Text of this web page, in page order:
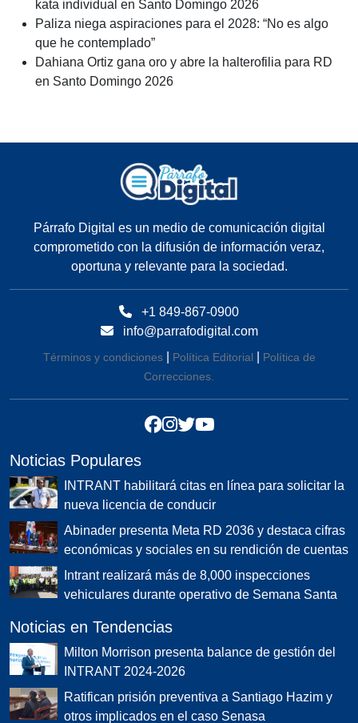
kata individual en Santo Domingo 2026
Paliza niega aspiraciones para el 2028: “No es algo
que he contemplado”
Dahiana Ortiz gana oro y abre la halterofilia para RD
en Santo Domingo 2026
Párrafo Digital es un medio de comunicación digital
comprometido con la difusión de información veraz,
oportuna y relevante para la sociedad.
+1 849-867-0900
info@parrafodigital.com
Términos y condiciones| Política Editorial
Política de
Correcciones.
Noticias Populares
INTRANT habilitará citas en línea para solicitar la
nueva licencia de conducir
Abinader presenta Meta RD 2036 y destaca cifras
económicas y sociales en su rendición de cuentas
Intrant realizará más de 8,000 inspecciones
vehiculares durante operativo de Semana Santa
Noticias en Tendencias
Milton Morrison presenta balance de gestión del
INTRANT 2024-2026
Ratifican prisión preventiva a Santiago Hazim y
otros implicados en el caso Senasa